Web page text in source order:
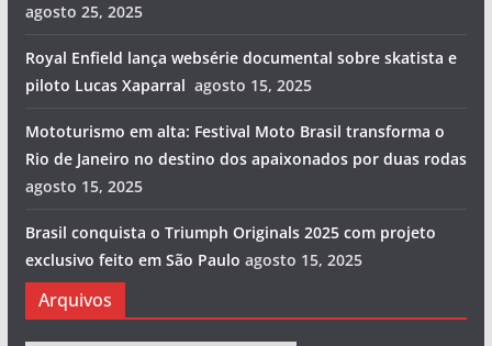
agosto 25, 2025
Royal Enfield lança websérie documental sobre skatista e
piloto Lucas Xaparral agosto 15, 2025
Mototurismo em alta: Festival Moto Brasil transforma o
Rio de Janeiro no destino dos apaixonados por duas rodas
agosto 15, 2025
Brasil conquista o Triumph Originals 2025 com projeto
exclusivo feito em São Paulo agosto 15, 2025
Arquivos